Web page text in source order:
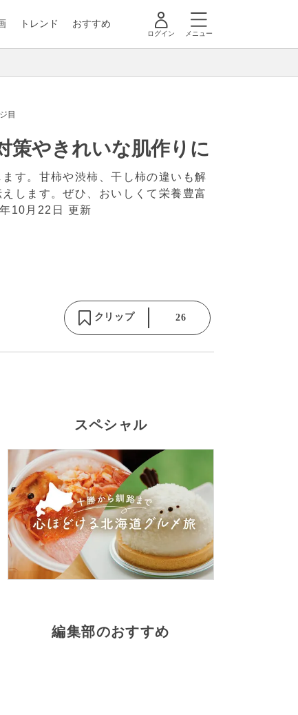
トレンド おすすめ
ログイン メニュー
目
策やきれいな肌作りに
す。甘柿や渋柿、干し柿の違いも解
します。ぜひ、おいしくて栄養豊富
10月22日 更新
クリップ 26
スペシャル
編集部のおすすめ